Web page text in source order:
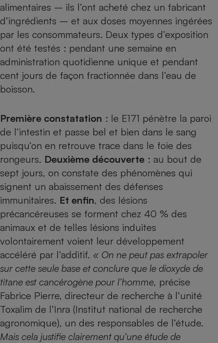
alimentaires – ils l’ont acheté chez un fabricant
d’ingrédients – et aux doses moyennes ingérées
par les consommateurs. Deux types d’exposition
ont été testés : pendant une semaine en
administration quotidienne unique et pendant
cent jours de façon fractionnée dans l’eau de
boisson.
Première constatation : le E171 pénètre la paroi
de l’intestin et passe bel et bien dans le sang
puisqu’on en retrouve trace dans le foie des
rongeurs. Deuxième découverte : au bout de
sept jours, on constate des phénomènes qui
signent un abaissement des défenses
immunitaires. Et enfin, des lésions
précancéreuses se forment chez 40 % des
animaux et de telles lésions induites
volontairement voient leur développement
accéléré par l’additif. « On ne peut pas extrapoler
sur cette seule base et conclure que le dioxyde de
titane est cancérogène pour l’homme, précise
Fabrice Pierre, directeur de recherche à l’unité
Toxalim de l’Inra (Institut national de recherche
agronomique), un des responsables de l’étude.
Mais cela justifie clairement qu’une étude de